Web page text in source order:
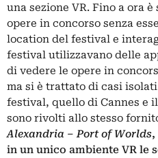
una sezione VR. Fino a ora
opere in concorso senza
location del festival e
festival utilizzavano delle
di vedere le opere in
ma si è trattato di casi
festival, quello di Cannes e
sono rivolti allo stesso
Alexandria – Port of Worlds,
in un unico ambiente VR le